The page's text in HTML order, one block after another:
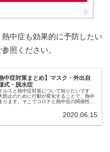
中症も効果的に予防したい
照ください。
中症対策まとめ】マスク・外出自
式・脱水症
ルスと熱中症対策について知りたいです
防止のために行動が変化することで、熱中
ります。そこでコロナと熱中症の関係性
2020.06.15